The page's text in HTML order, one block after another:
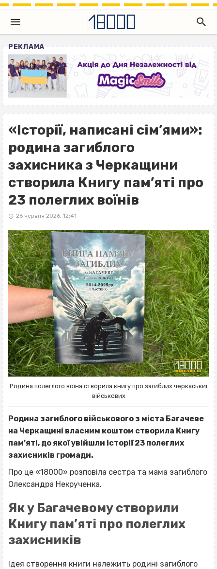
РЕКЛАМА
«Історії, написані сім’ями»:
родина загиблого
захисника з Черкащини
створила Книгу пам’яті про
23 полеглих воїнів
26 червня 2026, 12:41
Родина полеглого воїна створила книгу про загиблих черкаськиї
військових
Родина загиблого військового з міста Багачеве
на Черкащині власним коштом створила Книгу
пам’яті, до якої увійшли історії 23 полеглих
захисників громади.
Про це «18000» розповіла сестра та мама загиблого
Олександра Некрученка.
Як у Багачевому створили
Книгу пам’яті про полеглих
захисників
Ідея створення книги належить родині загиблого